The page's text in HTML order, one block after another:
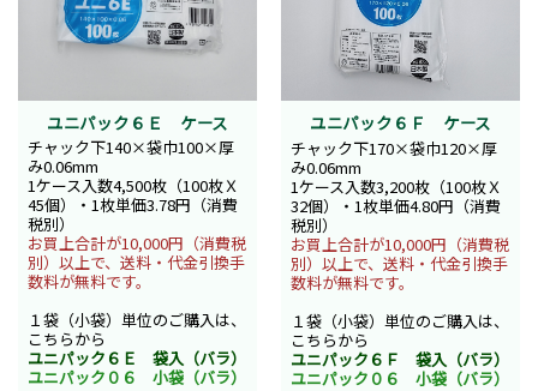
ユニパック６Ｅ ケース
チャック下140×袋巾100×厚
み0.06mm
1ケース入数4,500枚（100枚Ｘ
45個）・1枚単価3.78円（消費
税別）
お買上合計が10,000円（消費税
別）以上で、送料・代金引換手
数料が無料です。
１袋（小袋）単位のご購入は、
こちらから
ユニパック６Ｅ 袋入（バラ）
ユニパック０６ 小袋（バラ）
ユニパック６Ｆ ケース
チャック下170×袋巾120×厚
み0.06mm
1ケース入数3,200枚（100枚Ｘ
32個）・1枚単価4.80円（消費
税別）
お買上合計が10,000円（消費税
別）以上で、送料・代金引換手
数料が無料です。
１袋（小袋）単位のご購入は、
こちらから
ユニパック６Ｆ 袋入（バラ）
ユニパック０６ 小袋（バラ）